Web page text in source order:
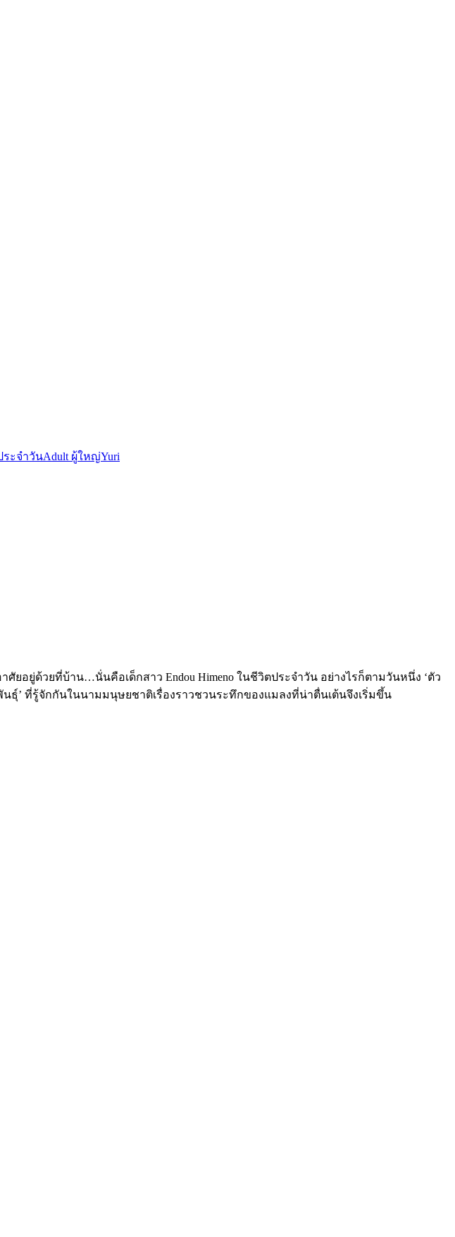
ระจำวันAdult ผู้ใหญ่Yuri
ยอยู่ด้วยที่บ้าน…นั่นคือเด็กสาว Endou Himeno ในชีวิตประจำวัน อย่างไรก็ตามวันหนึ่ง ‘ตัว
ธุ์’ ที่รู้จักกันในนามมนุษยชาติเรื่องราวชวนระทึกของแมลงที่น่าตื่นเต้นจึงเริ่มขึ้น